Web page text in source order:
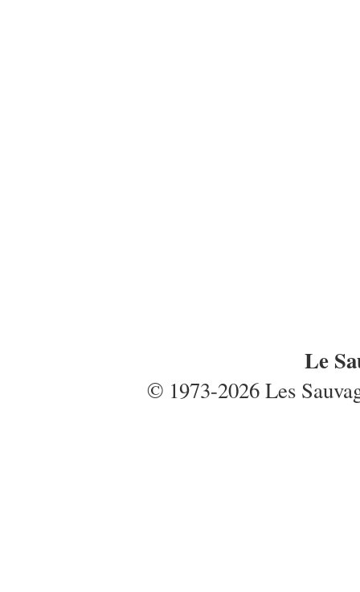
Le
© 1973-2026 Les